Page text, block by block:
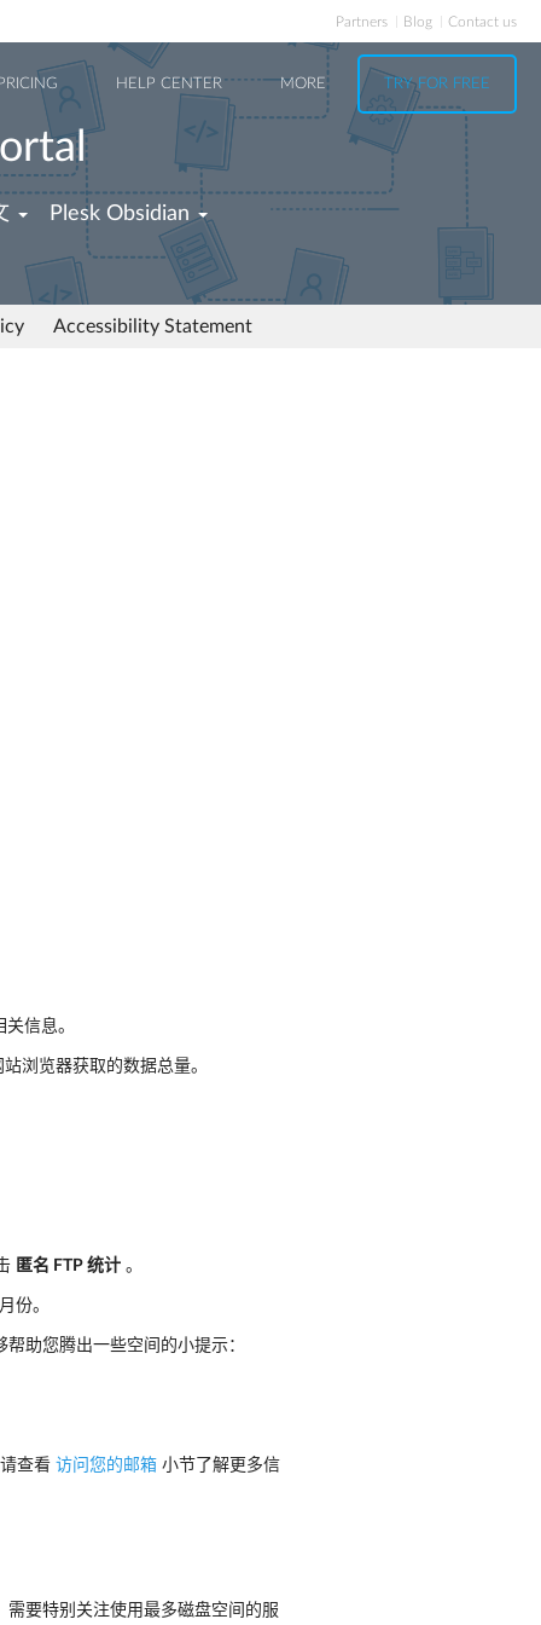
Partners Blog Contact us
HELP CENTER MORE TRY FOR FREE
Plesk Obsidian
Accessibility Statement
信息。
浏览器获取的数据总量。
匿名 FTP 统计 。
份。
助您腾出一些空间的小提示：
查看 访问您的邮箱 小节了解更多信
要特别关注使用最多磁盘空间的服